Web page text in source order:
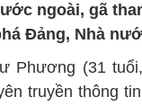
ngoài, gã
Đảng, Nhà
Phương (31
truyền thông